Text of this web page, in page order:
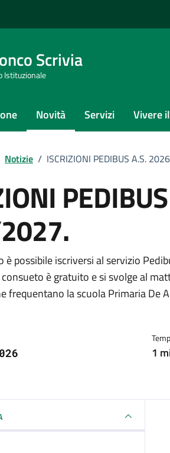
Scrivia
Istituzionale
Novità Servizi Vivere
Notizie / ISCRIZIONI PEDIBUS A.S.
della notizia
è possibile iscriversi al servizio
è gratuito e si svolge al
frequentano la scuola Primaria De
1